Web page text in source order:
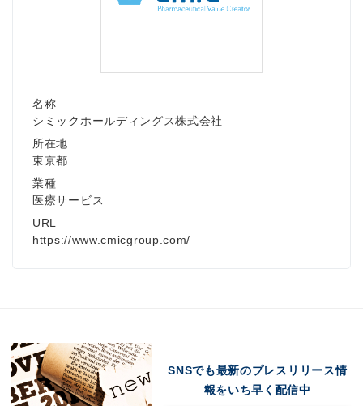
名称
シミックホールディングス株式会社
所在地
東京都
業種
医療サービス
URL
https://www.cmicgroup.com/
SNSでも最新のプレスリリース情
報をいち早く配信中